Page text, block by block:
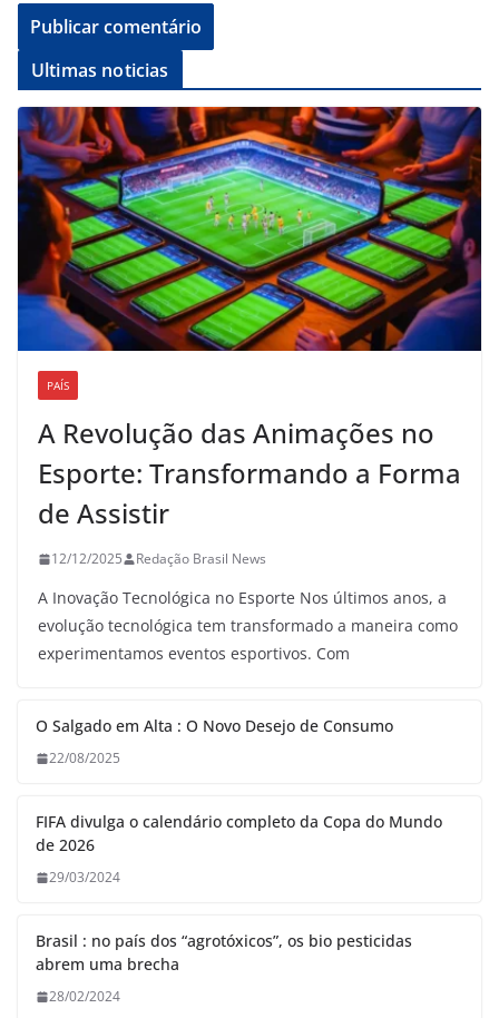
Ultimas noticias
PAÍS
A Revolução das Animações no
Esporte: Transformando a Forma
de Assistir
12/12/2025 Redação Brasil News
A Inovação Tecnológica no Esporte Nos últimos anos, a
evolução tecnológica tem transformado a maneira como
experimentamos eventos esportivos. Com
O Salgado em Alta : O Novo Desejo de Consumo
22/08/2025
FIFA divulga o calendário completo da Copa do Mundo
de 2026
29/03/2024
Brasil : no país dos “agrotóxicos”, os bio pesticidas
abrem uma brecha
28/02/2024